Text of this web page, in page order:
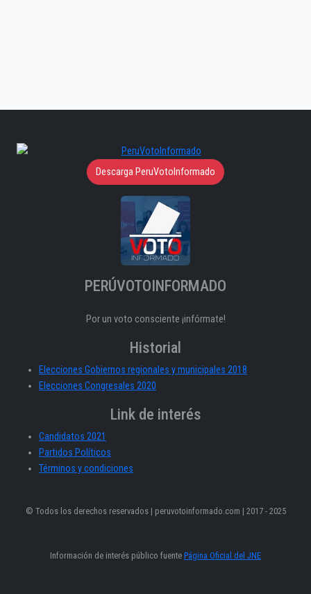
Descarga PeruVotoInformado
PERÚVOTOINFORMADO
Por un voto consciente ¡infórmate!
Historial
Elecciones Gobiernos regionales y municipales 2018
Elecciones Congresales 2020
Link de interés
Candidatos 2021
Partidos Políticos
Términos y condiciones
© Todos los derechos reservados | peruvotoinformado.com | 2017 - 2025
Información de interés público fuente Página Oficial del JNE